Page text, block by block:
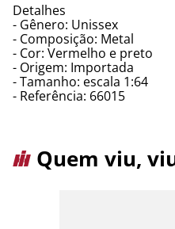
Detalhes
- Gênero: Unissex
- Composição: Metal
- Cor: Vermelho e preto
- Origem: Importada
- Tamanho: escala 1:64
- Referência: 66015
Quem viu,